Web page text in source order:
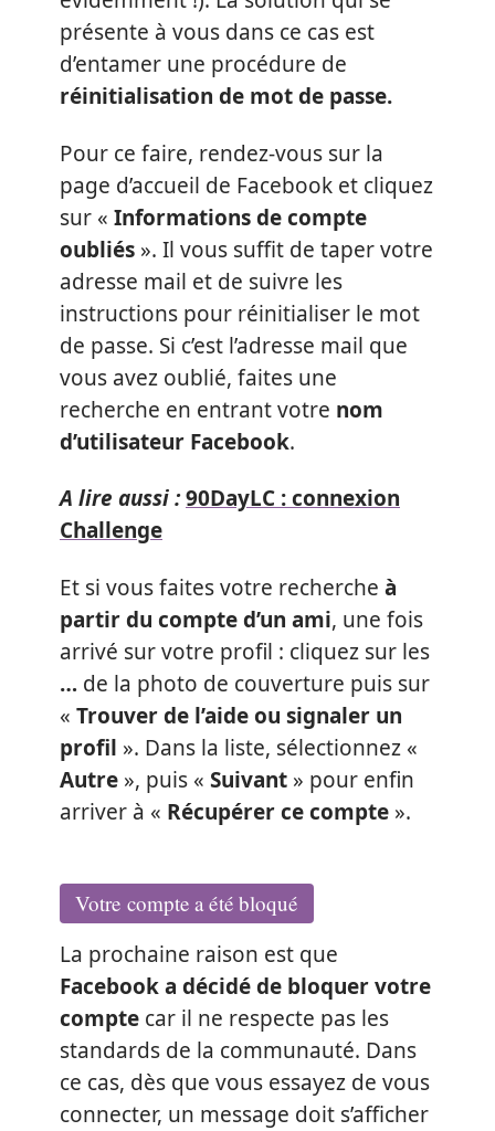
présente à vous dans ce cas est
d’entamer une procédure de
réinitialisation de mot de passe.
Pour ce faire, rendez-vous sur la
page d’accueil de Facebook et cliquez
sur « Informations de compte
oubliés ». Il vous suffit de taper votre
adresse mail et de suivre les
instructions pour réinitialiser le mot
de passe. Si c’est l’adresse mail que
vous avez oublié, faites une
recherche en entrant votre nom
d’utilisateur Facebook.
A lire aussi :90DayLC : connexion
Challenge
Et si vous faites votre recherche à
partir du compte d’un ami, une fois
arrivé sur votre profil : cliquez sur les
… de la photo de couverture puis sur
« Trouver de l’aide ou signaler un
profil ». Dans la liste, sélectionnez «
Autre », puis « Suivant » pour enfin
arriver à « Récupérer ce compte ».
Votre compte a été bloqué
La prochaine raison est que
Facebook a décidé de bloquer votre
compte car il ne respecte pas les
standards de la communauté. Dans
ce cas, dès que vous essayez de vous
connecter, un message doit s’afficher